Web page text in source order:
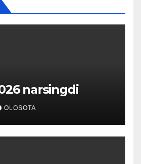
narsingdi
OLOSOTA